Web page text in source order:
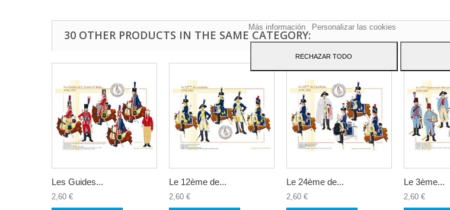
30 OTHER PRODUCTS IN THE SAME CATEGORY:
Les Guides...
2,60 €
Le 12ème de...
2,60 €
Le 24ème de...
2,60 €
Le 3ème...
2,60 €
Más información
Personalizar las cookies
RECHAZAR TODO